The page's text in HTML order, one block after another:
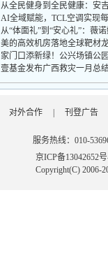
从全民健身到全民健康：安
AI全域赋能，TCL空调实现
从“体面礼”到“安心礼”：薇
美的高效机房落地全球靶材
家门口添新绿！公兴场镇公
壹基金发布广西救灾一月总
对外合作 刊登广告
服务热线：010-
京ICP备13042652
Copyright(C) 2006-